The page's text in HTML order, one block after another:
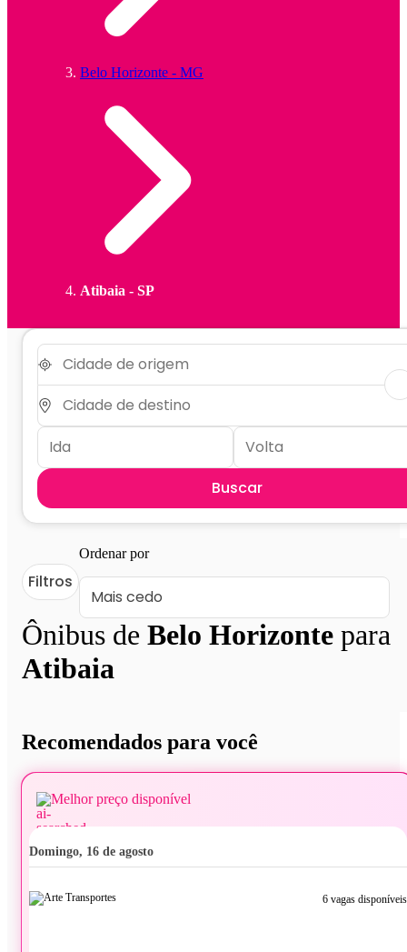
Belo Horizonte - MG
Atibaia - SP
Buscar
Ônibus de Belo Horizonte para
Atibaia
Filtros
Ordenar por
Recomendados para você
Melhor preço disponível
domingo, 16 de agosto
6 vagas disponíveis